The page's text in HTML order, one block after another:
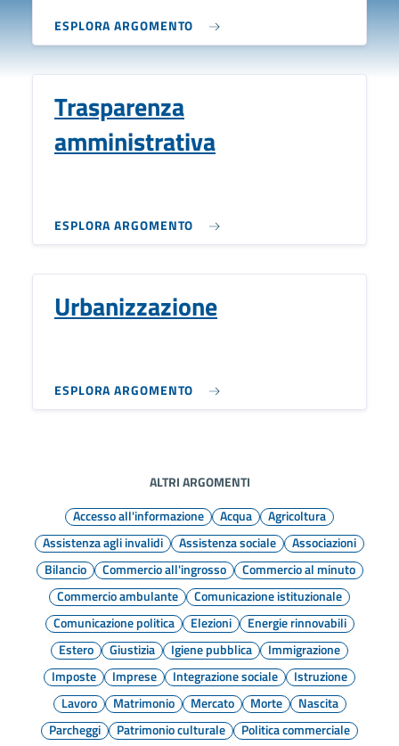
ESPLORA ARGOMENTO
Trasparenza
amministrativa
ESPLORA ARGOMENTO
Urbanizzazione
ESPLORA ARGOMENTO
ALTRI ARGOMENTI
Accesso all'informazione
Acqua
Agricoltura
Assistenza agli invalidi
Assistenza sociale
Associazioni
Bilancio
Commercio all'ingrosso
Commercio al minuto
Commercio ambulante
Comunicazione istituzionale
Comunicazione politica
Elezioni
Energie rinnovabili
Estero
Giustizia Igiene pubblica
Immigrazione
Imposte
Imprese Integrazione sociale
Istruzione
Lavoro
Matrimonio Mercato Morte
Nascita
Parcheggi
Patrimonio culturale
Politica commerciale